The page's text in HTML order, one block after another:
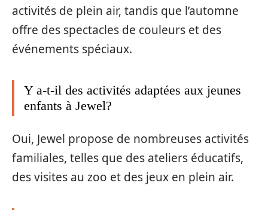
activités de plein air, tandis que l’automne
offre des spectacles de couleurs et des
événements spéciaux.
Y a-t-il des activités adaptées aux jeunes
enfants à Jewel?
Oui, Jewel propose de nombreuses activités
familiales, telles que des ateliers éducatifs,
des visites au zoo et des jeux en plein air.